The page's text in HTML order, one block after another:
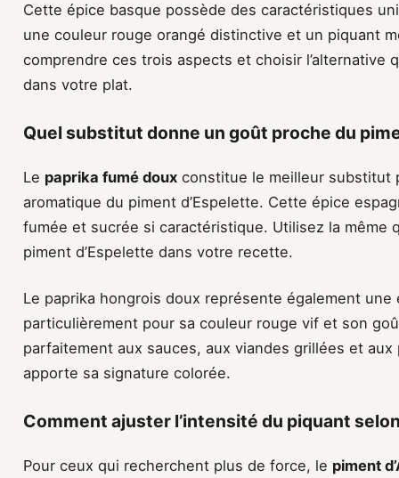
Cette épice basque possède des caractéristiques
une couleur rouge orangé distinctive et un piquant
comprendre ces trois aspects et choisir l’alternative
dans votre plat.
Quel substitut donne un goût proche du
Le paprika fumé doux constitue le meilleur substitut
aromatique du piment d’Espelette. Cette épice
fumée et sucrée si caractéristique. Utilisez la même
piment d’Espelette dans votre recette.
Le paprika hongrois doux représente également
particulièrement pour sa couleur rouge vif et son
parfaitement aux sauces, aux viandes grillées et
apporte sa signature colorée.
Comment ajuster l’intensité du piquant
Pour ceux qui recherchent plus de force, le piment